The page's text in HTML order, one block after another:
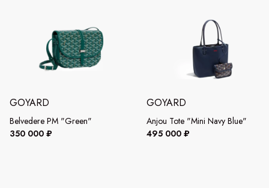
GOYARD
Belvedere PM "Green"
350 000 ₽
GOYARD
Anjou Tote "Mini Navy Blue"
495 000 ₽